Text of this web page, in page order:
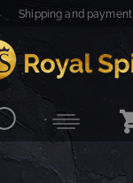
Shipping and payment
Spice